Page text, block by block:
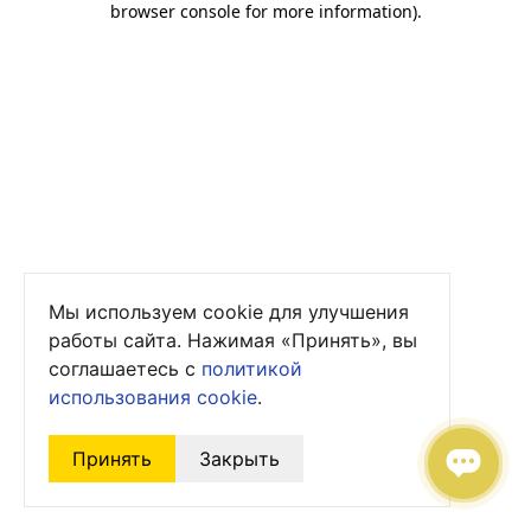
browser console for more information).
Мы используем cookie для улучшения
работы сайта. Нажимая «Принять», вы
соглашаетесь с политикой
использования cookie.
Принять Закрыть